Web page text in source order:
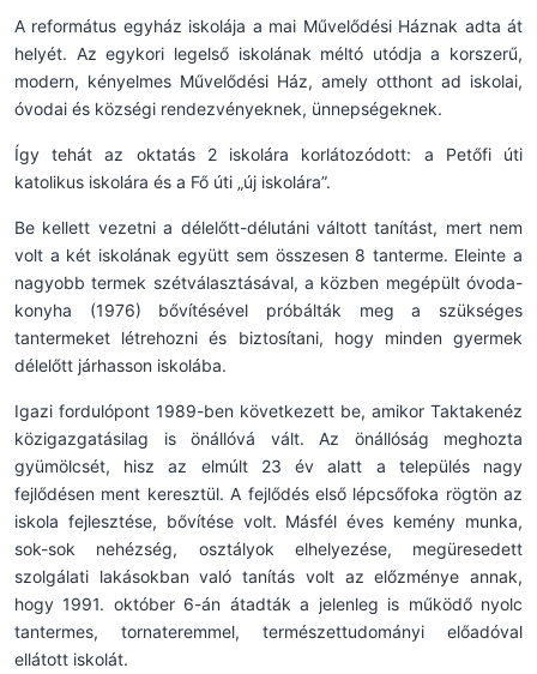
A református egyház iskolája a mai Művelődési Háznak adta át
helyét. Az egykori legelső iskolának méltó utódja a korszerű,
modern, kényelmes Művelődési Ház, amely otthont ad iskolai,
óvodai és községi rendezvényeknek, ünnepségeknek.
Így tehát az oktatás 2 iskolára korlátozódott: a Petőfi úti
katolikus iskolára és a Fő úti „új iskolára”.
Be kellett vezetni a délelőtt-délutáni váltott tanítást, mert nem
volt a két iskolának együtt sem összesen 8 tanterme. Eleinte a
nagyobb termek szétválasztásával, a közben megépült óvoda-
konyha (1976) bővítésével próbálták meg a szükséges
tantermeket létrehozni és biztosítani, hogy minden gyermek
délelőtt járhasson iskolába.
Igazi fordulópont 1989-ben következett be, amikor Taktakenéz
közigazgatásilag is önállóvá vált. Az önállóság meghozta
gyümölcsét, hisz az elmúlt 23 év alatt a település nagy
fejlődésen ment keresztül. A fejlődés első lépcsőfoka rögtön az
iskola fejlesztése, bővítése volt. Másfél éves kemény munka,
sok-sok nehézség, osztályok elhelyezése, megüresedett
szolgálati lakásokban való tanítás volt az előzménye annak,
hogy 1991. október 6-án átadták a jelenleg is működő nyolc
tantermes, tornateremmel, természettudományi előadóval
ellátott iskolát.